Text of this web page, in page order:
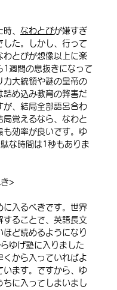
、 なわとびが嫌すぎ
した。しかし、行って
わとびが想像以上に楽
1週間の息抜きになって
カ大統領や謎の皇帝の
詰め込み教育の弊害だ
が、結局全部語呂合わ
局覚えるなら、なわと
も効率が良いです。ゆ
な時間は1秒もありま
>
入るべきです。世界
することで、英語長文
ほど読めるようになり
ゆげ塾に入りました
くから入っていればよ
います。ですから、ゆ
ちに入ってしまいまし